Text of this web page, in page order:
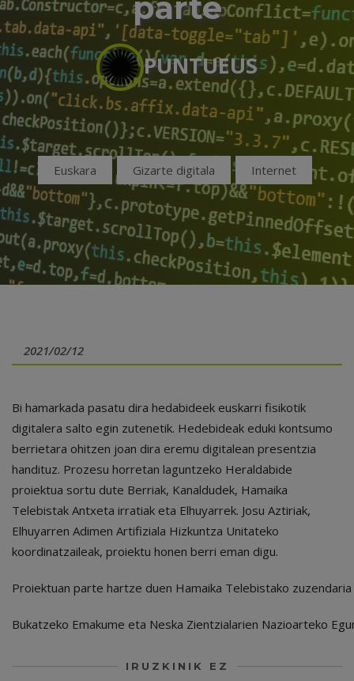
PUNTUEUS
Euskara Gizarte digitala Internet
2021/02/12
Bi hamarkada pasatu dira hedabideek euskarri fisikotik
digitalera salto egin zutenetik. Hedebideak eduki kontsumo
berrietara ohitzen joan dira eremu digitalean presentzia
handituz. Prozesu horretan laguntzeko Heraldabide
proiektua sortu dute Berriak, Kanaldudek, Hamaika
Telebistak Antxeta irratiak eta Elhuyarrek. Josu Aztiriak,
Elhuyarren Adimen Artifiziala Hizkuntza Unitateko
koordinatzaileak, proiektu honen berri eman digu.
Proiektuan parte hartze duen Hamaika Telebistako
Bukatzeko Emakume eta Neska Zientzialarien Nazioarteko
IRUZKINIK EZ